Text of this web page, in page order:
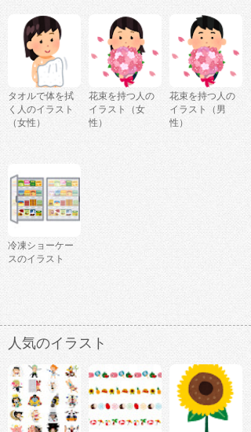
タオルで体を拭
く人のイラスト
（女性）
花束を持つ人の
イラスト（女
性）
花束を持つ人の
イラスト（男
性）
冷凍ショーケー
スのイラスト
人気のイラスト